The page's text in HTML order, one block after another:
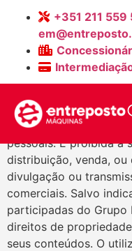
+351 211
Page
Uso deste
Este website deve ser
pessoais. É proibida a
distribuição, venda,
divulgação ou
comerciais. Salvo
participadas do Grupo
direitos de
seus conteúdos. O